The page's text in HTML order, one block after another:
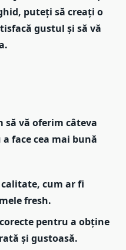
puteți să creați o
gustul și să vă
vă oferim câteva
face cea mai bună
, cum ar fi
fresh.
pentru a obține
și gustoasă.